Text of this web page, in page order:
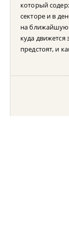
который
секторе и в
на ближайшую
куда
предстоят, и